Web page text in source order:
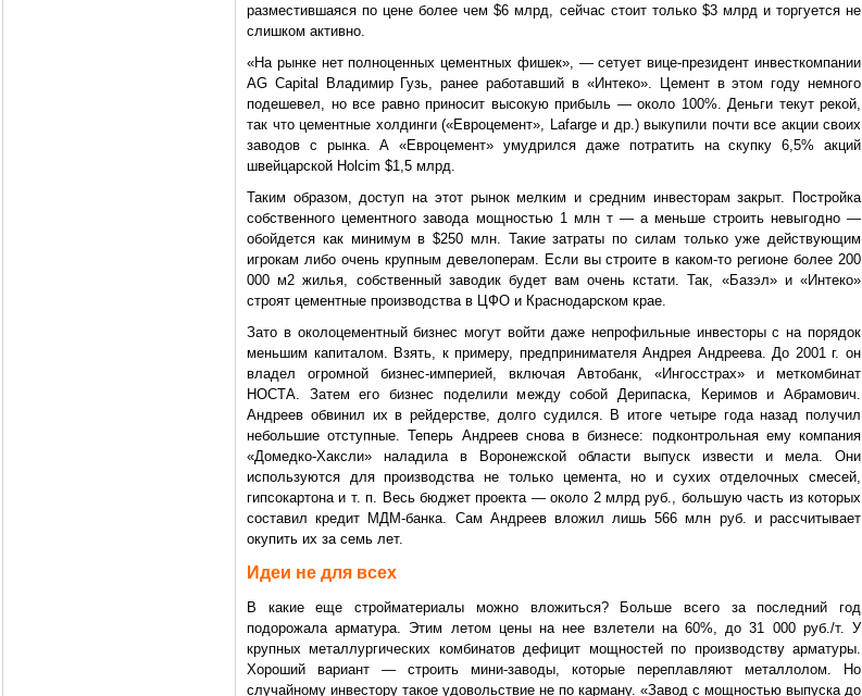
разместившаяся по цене более чем $6 млрд, сейчас стоит только $3 млрд и торгуется не
слишком активно.
«На рынке нет полноценных цементных фишек», — сетует вице-президент инвесткомпании
AG Capital Владимир Гузь, ранее работавший в «Интеко». Цемент в этом году немного
подешевел, но все равно приносит высокую прибыль — около 100%. Деньги текут рекой,
так что цементные холдинги («Евроцемент», Lafarge и др.) выкупили почти все акции своих
заводов с рынка. А «Евроцемент» умудрился даже потратить на скупку 6,5% акций
швейцарской Holcim $1,5 млрд.
Таким образом, доступ на этот рынок мелким и средним инвесторам закрыт. Постройка
собственного цементного завода мощностью 1 млн т — а меньше строить невыгодно —
обойдется как минимум в $250 млн. Такие затраты по силам только уже действующим
игрокам либо очень крупным девелоперам. Если вы строите в каком-то регионе более 200
000 м2 жилья, собственный заводик будет вам очень кстати. Так, «Базэл» и «Интеко»
строят цементные производства в ЦФО и Краснодарском крае.
Зато в околоцементный бизнес могут войти даже непрофильные инвесторы с на порядок
меньшим капиталом. Взять, к примеру, предпринимателя Андрея Андреева. До 2001 г. он
владел огромной бизнес-империей, включая Автобанк, «Ингосстрах» и меткомбинат
НОСТА. Затем его бизнес поделили между собой Дерипаска, Керимов и Абрамович.
Андреев обвинил их в рейдерстве, долго судился. В итоге четыре года назад получил
небольшие отступные. Теперь Андреев снова в бизнесе: подконтрольная ему компания
«Домедко-Хаксли» наладила в Воронежской области выпуск извести и мела. Они
используются для производства не только цемента, но и сухих отделочных смесей,
гипсокартона и т. п. Весь бюджет проекта — около 2 млрд руб., большую часть из которых
составил кредит МДМ-банка. Сам Андреев вложил лишь 566 млн руб. и рассчитывает
окупить их за семь лет.
Идеи не для всех
В какие еще стройматериалы можно вложиться? Больше всего за последний год
подорожала арматура. Этим летом цены на нее взлетели на 60%, до 31 000 руб./т. У
крупных металлургических комбинатов дефицит мощностей по производству арматуры.
Хороший вариант — строить мини-заводы, которые переплавляют металлолом. Но
случайному инвестору такое удовольствие не по карману. «Завод с мощностью выпуска до